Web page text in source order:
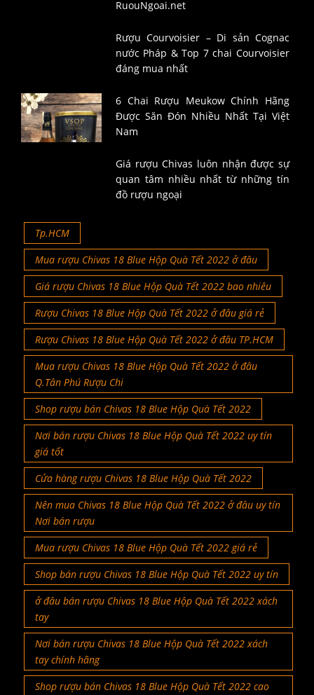
RuouNgoai.net
Rượu Courvoisier – Di sản Cognac
nước Pháp & Top 7 chai Courvoisier
đáng mua nhất
6 Chai Rượu Meukow Chính Hãng
Được Săn Đón Nhiều Nhất Tại Việt
Nam
Giá rượu Chivas luôn nhận được sự
quan tâm nhiều nhất từ những tín
đồ rượu ngoại
Tp.HCM
Mua rượu Chivas 18 Blue Hộp Quà Tết 2022 ở đâu
Giá rượu Chivas 18 Blue Hộp Quà Tết 2022 bao nhiêu
Rượu Chivas 18 Blue Hộp Quà Tết 2022 ở đâu giá rẻ
Rượu Chivas 18 Blue Hộp Quà Tết 2022 ở đâu TP.HCM
Mua rượu Chivas 18 Blue Hộp Quà Tết 2022 ở đâu
Q.Tân Phú Rượu Chi
Shop rượu bán Chivas 18 Blue Hộp Quà Tết 2022
Nơi bán rượu Chivas 18 Blue Hộp Quà Tết 2022 uy tín
giá tốt
Cửa hàng rượu Chivas 18 Blue Hộp Quà Tết 2022
Nên mua Chivas 18 Blue Hộp Quà Tết 2022 ở đâu uy tín
Nơi bán rượu
Mua rượu Chivas 18 Blue Hộp Quà Tết 2022 giá rẻ
Shop bán rượu Chivas 18 Blue Hộp Quà Tết 2022 uy tín
ở đâu bán rượu Chivas 18 Blue Hộp Quà Tết 2022 xách
tay
Nơi bán rượu Chivas 18 Blue Hộp Quà Tết 2022 xách
tay chính hãng
Shop rượu bán Chivas 18 Blue Hộp Quà Tết 2022 cao